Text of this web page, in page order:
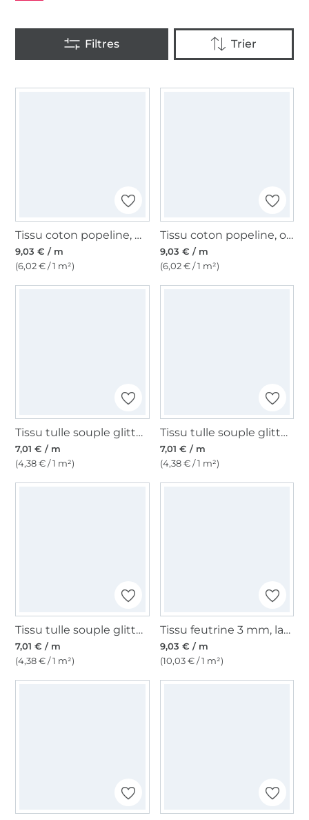
Tissu coton popeline, marron clair
9,03 € / m
(6,02 € / 1 m²)
Tissu coton popeline, orange
9,03 € / m
(6,02 € / 1 m²)
Tissu tulle souple glitter, turquoise
7,01 € / m
(4,38 € / 1 m²)
Tissu tulle souple glitter, blanc
7,01 € / m
(4,38 € / 1 m²)
Tissu tulle souple glitter, rose fuchsia
7,01 € / m
(4,38 € / 1 m²)
Tissu feutrine 3 mm, largeur 90 cm, noir
9,03 € / m
(10,03 € / 1 m²)